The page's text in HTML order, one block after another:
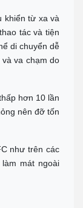
Chí Minh
khiển từ xa và
tác và tiện
di chuyển dễ
va chạm do
hơn 10 lần
nên đỡ tốn
như trên các
mát ngoài